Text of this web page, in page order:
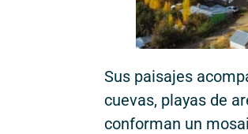
Sus paisajes
cuevas, playas de
conforman un